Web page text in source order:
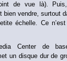
de vue là).
bien vendre, surtout
échelle. Ce
Center de
un disque dur de